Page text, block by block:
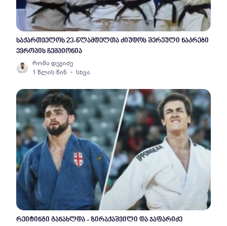
საქართველოს 23-წლამდელთა ძიუდოს შერეული ნაკრები
ევროპის ჩემპიონია
რომა დევიძე
1 წლის წინ
სხვა
რეიტინგი განახლდა - ზირაქაშვილი და ჯაფარიძე